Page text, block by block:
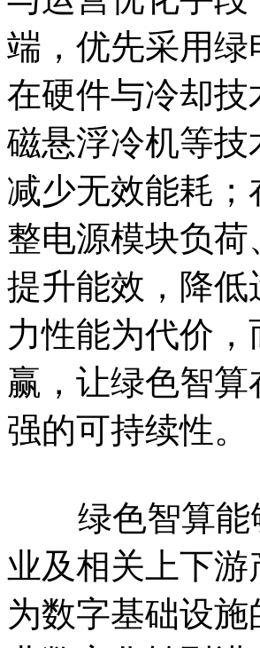
端，优先采用
在硬件与冷却
磁悬浮冷机等
减少无效能耗
整电源模块负
提升能效，降
力性能为代价
赢，让绿色智
强的可持续性。
绿色智算能够
业及相关上下
为数字基础设